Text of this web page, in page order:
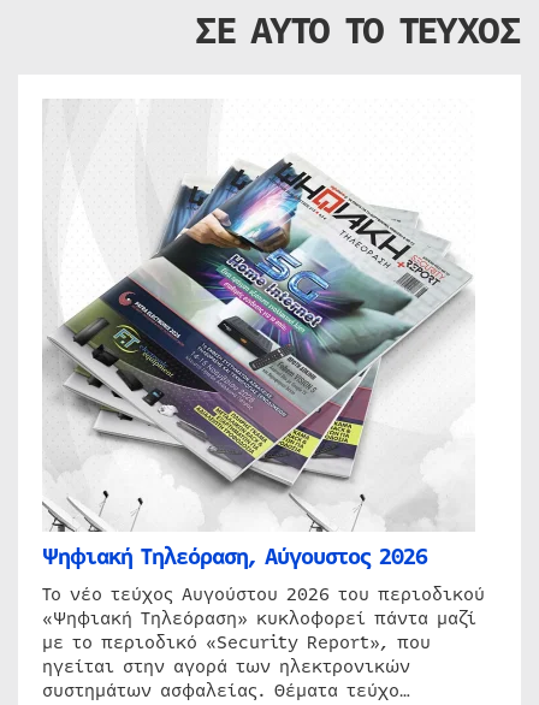
ΣΕ ΑΥΤΟ ΤΟ ΤΕΥΧΟΣ
Ψηφιακή Τηλεόραση, Αύγουστος 2026
Το νέο τεύχος Αυγούστου 2026 του περιοδικού
«Ψηφιακή Τηλεόραση» κυκλοφορεί πάντα μαζί
με το περιοδικό «Security Report», που
ηγείται στην αγορά των ηλεκτρονικών
συστημάτων ασφαλείας. Θέματα τεύχο…